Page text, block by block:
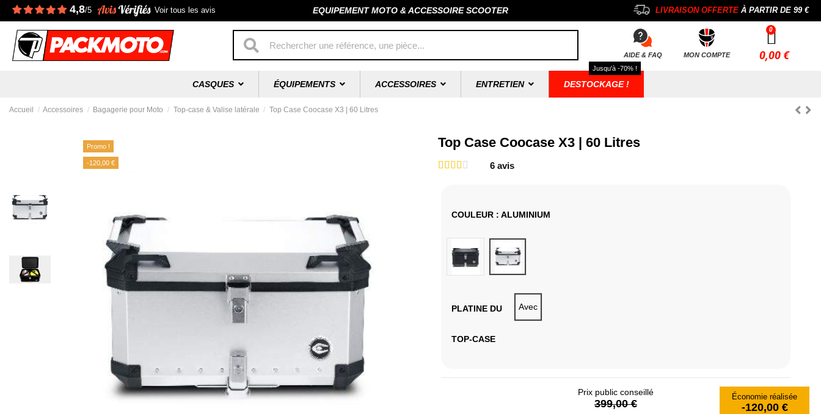
4,8/5 Voir tous les avis EQUIPEMENT MOTO & ACCESSOIRE SCOOTER LIVRAISON OFFERTEÀ PARTIR DE 99 €
AIDE & FAQ MON COMPTE 0,00 €
CASQUES ÉQUIPEMENTS ACCESSOIRES ENTRETIEN DESTOCKAGE !
Jusqu'à -70% !
Accueil Accessoires Bagagerie pour Moto Top-case & Valise latérale Top Case Coocase X3 | 60 Litres
Promo !
-120,00 €
Top Case Coocase X3 | 60 Litres
6 avis
COULEUR : ALUMINIUM
Noir Aluminium
PLATINE DU
TOP-CASE
Avec
Prix public conseillé
399,00 €
Économie réalisée
-120,00 €